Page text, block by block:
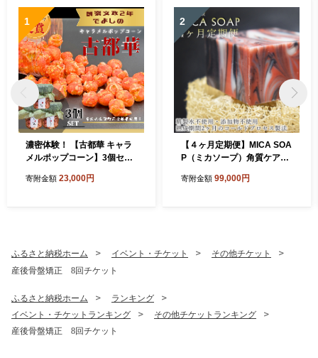
1
濃密体験！ 【古都華 キャラ
メルポップコーン】3個セッ
イーツ お菓子 プレゼント ギ
寄附金額 23,000円
2
【４ヶ月定期便】MICA SOA
P（ミカソープ）角質ケア＆
寄附金額 99,000円
ふるさと納税ホーム イベント・チケット
その他チケット
産後骨盤矯正 8回チケット
ふるさと納税ホーム
ランキング
イベント・チケットランキング
その他チケットランキング
産後骨盤矯正 8回チケット